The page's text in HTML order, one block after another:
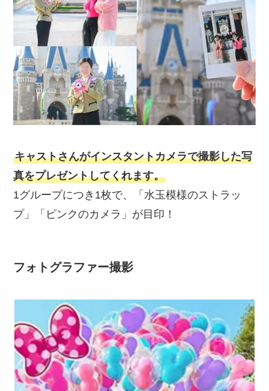
キャストさんがインスタントカメラで撮影した写
真をプレゼントしてくれます。
1グループにつき1枚で、「水玉模様のストラッ
プ」「ピンクのカメラ」が目印！
フォトグラファー撮影